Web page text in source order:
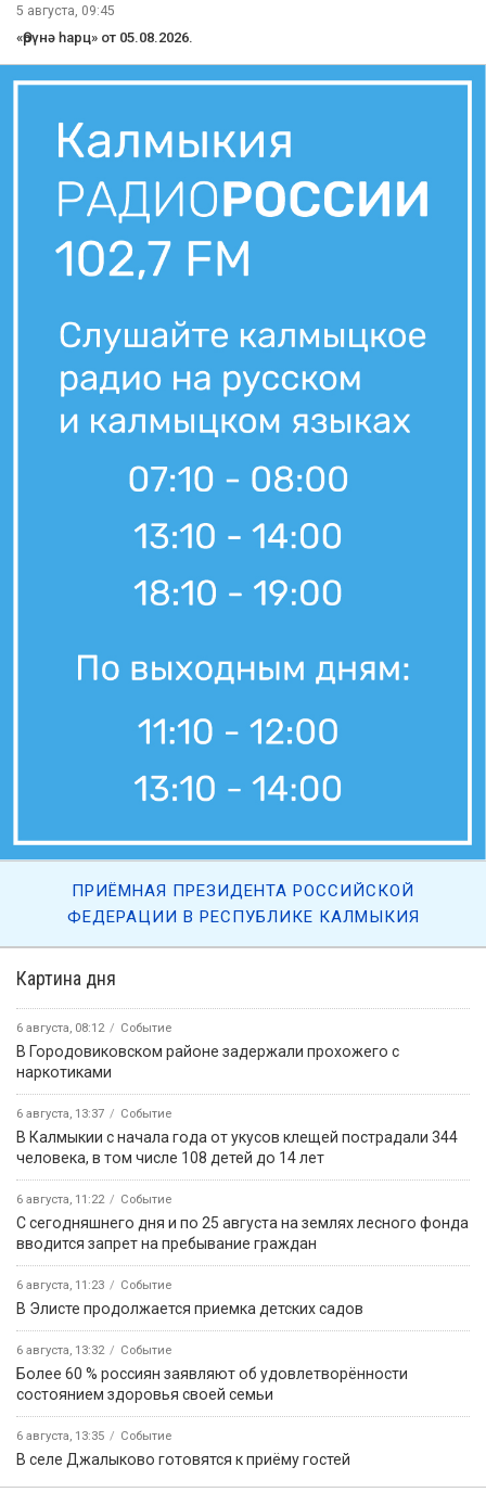
Картина дня
6 августа, 08:12 Событие
В Городовиковском районе задержали прохожего с
наркотиками
6 августа, 13:37 Событие
В Калмыкии с начала года от укусов клещей пострадали 344
человека, в том числе 108 детей до 14 лет
6 августа, 11:22 Событие
С сегодняшнего дня и по 25 августа на землях лесного фонда
вводится запрет на пребывание граждан
6 августа, 11:23 Событие
В Элисте продолжается приемка детских садов
6 августа, 13:32 Событие
Более 60 % россиян заявляют об удовлетворённости
состоянием здоровья своей семьи
6 августа, 13:35 Событие
В селе Джалыково готовятся к приёму гостей
5 августа, 09:45
«Өрүнә һарц» от 05.08.2026.
ПРИЁМНАЯ ПРЕЗИДЕНТА РОССИЙСКОЙ
ФЕДЕРАЦИИ В РЕСПУБЛИКЕ КАЛМЫКИЯ